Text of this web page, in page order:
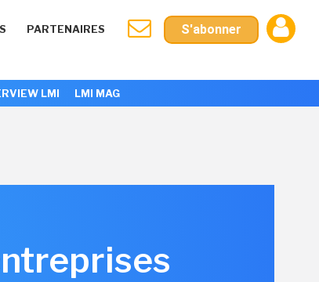
PARTENAIRES S'abonner
LMI LMI MAG